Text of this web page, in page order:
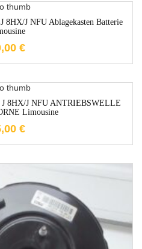
8HX/J NFU Ablagekasten Batterie
€
1-3 Werktage
8HX/J NFU ANTRIEBSWELLE
Limousine
€
1-3 Werktage